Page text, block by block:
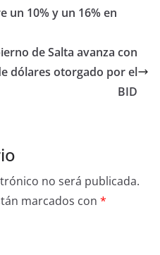
un 10% y un 16% en
de Salta avanza con
dólares otorgado por el
BID
no será publicada.
marcados con *